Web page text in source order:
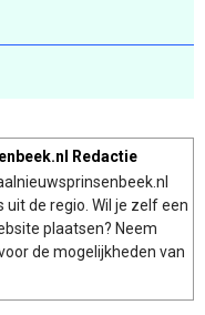
Redactie
de regio. Wil je zelf een
plaatsen? Neem
de mogelijkheden van